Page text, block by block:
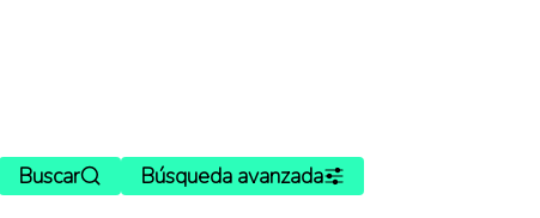
Buscar
Búsqueda avanzada